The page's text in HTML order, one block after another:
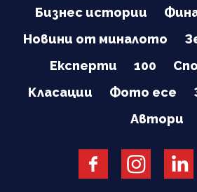
Бизнес истории
Новини от миналото
Експерти
100
Класации
Фото есе
Автори